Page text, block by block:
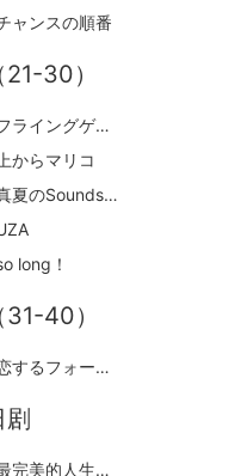
ャンスの順番
30）
フライングゲット
上からマリコ
真夏のSounds good！
long！
40）
恋するフォーチュンクッキー
最完美的人生终点